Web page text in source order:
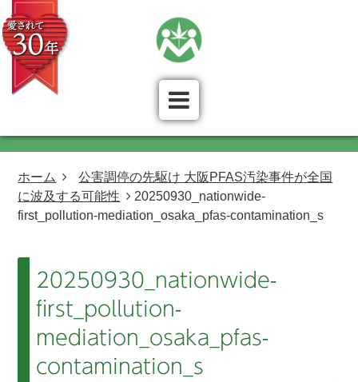
ホーム
公害調停の先駆け 大阪PFAS汚染事件が全国
に波及する可能性
20250930_nationwide-
first_pollution-mediation_osaka_pfas-contamination_s
20250930_nationwide-
first_pollution-
mediation_osaka_pfas-
contamination_s